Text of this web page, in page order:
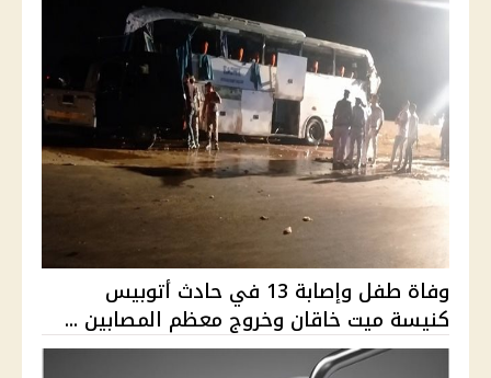
وفاة طفل وإصابة 13 في حادث أتوبيس
كنيسة ميت خاقان وخروج معظم المصابين ...